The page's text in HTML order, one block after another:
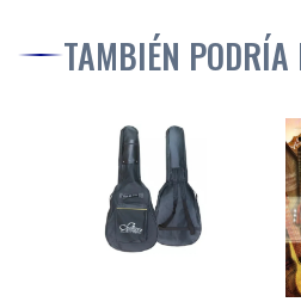
TAMBIÉN PODRÍA